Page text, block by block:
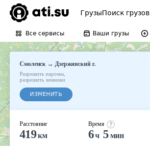
ГрузыПоиск грузов
Все сервисы Ваши грузы
Смоленск → Дзержинский г.
Разрешить паромы
разрешить зимники
ИЗМЕНИТЬ
Расстояние
419км
Время
6ч 5 мин